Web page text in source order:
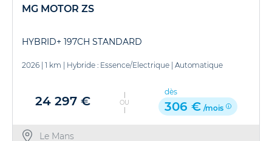
MG MOTOR ZS
HYBRID+ 197CH STANDARD
2026 1 km Hybride : Essence/Electrique Automatique
24 297 € OU
dès
306 € /mois
Le Mans